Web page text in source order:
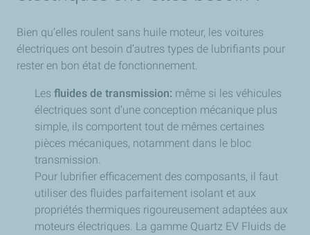
Bien qu’elles roulent sans huile moteur, les voitures
électriques ont besoin d’autres types de lubrifiants pour
rester en bon état de fonctionnement.
Les fluides de transmission: même si les véhicules
électriques sont d’une conception mécanique plus
simple, ils comportent tout de mêmes certaines
pièces mécaniques, notamment dans le bloc
transmission.
Pour lubrifier efficacement des composants, il faut
utiliser des fluides parfaitement isolant et aux
propriétés thermiques rigoureusement adaptées aux
moteurs électriques. La gamme Quartz EV Fluids de